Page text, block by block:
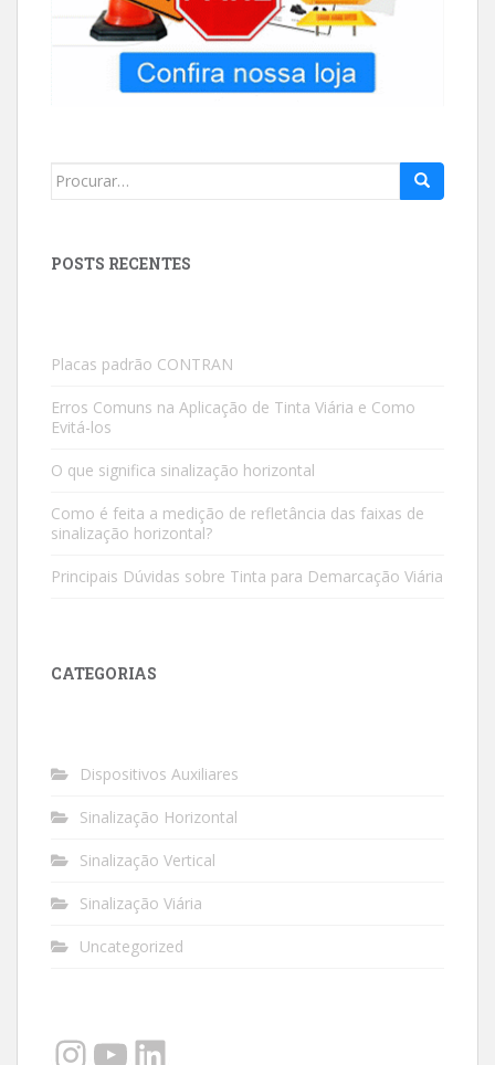
Search
POSTS RECENTES
Placas padrão CONTRAN
Erros Comuns na Aplicação de Tinta Viária e Como
Evitá-los
O que significa sinalização horizontal
Como é feita a medição de refletância das faixas de
sinalização horizontal?
Principais Dúvidas sobre Tinta para Demarcação Viária
CATEGORIAS
Dispositivos Auxiliares
Sinalização Horizontal
Sinalização Vertical
Sinalização Viária
Uncategorized
Instagram
YouTube
LinkedIn